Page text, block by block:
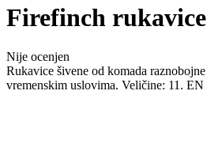
Firefinch rukavice
Nije ocenjen
Rukavice šivene od komada
vremenskim uslovima. Veličine: 11.